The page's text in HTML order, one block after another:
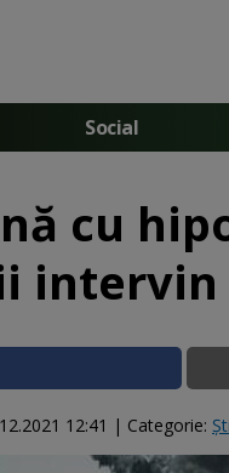
Social
cu
intervin
12:41 | Categorie: